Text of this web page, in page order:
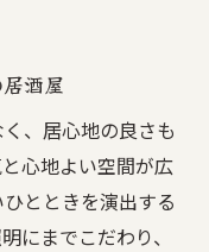
居酒屋の探し
味しさに与える
を楽しむ
酒屋
、居心地の良さも
心地よい空間が広
とときを演出する
にまでこだわり、